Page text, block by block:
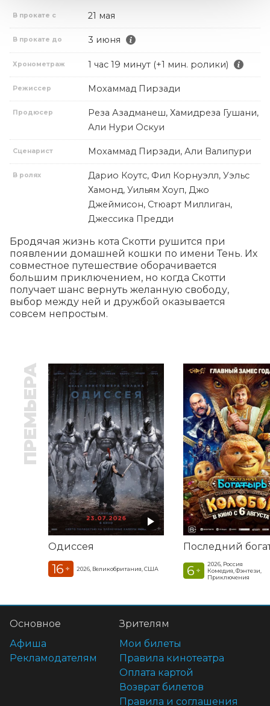
В прокате с 21 мая
В прокате до 3 июня
Хронометраж 1 час 19 минут (+1 мин. ролики)
Режиссер Мохаммад Пирзади
Продюсер
Реза Азадманеш, Хамидреза Гушани,
Али Нури Оскуи
Сценарист Мохаммад Пирзади, Али Валипури
В ролях
Дарио Коутс, Фил Корнуэлл, Уэльс
Хамонд, Уильям Хоуп, Джо
Джеймисон, Стюарт Миллиган,
Джессика Предди
Бродячая жизнь кота Скотти рушится при
появлении домашней кошки по имени Тень. Их
совместное путешествие оборачивается
большим приключением, но когда Скотти
получает шанс вернуть желанную свободу,
выбор между ней и дружбой оказывается
совсем непростым.
ПРЕМЬЕРА
Одиссея
16 + 2026, Великобритания, США 6 +
2026, Россия
Комедия, Фэнтези,
Приключения
Основное
Афиша
Рекламодателям
Зрителям
Мои билеты
Правила кинотеатра
Оплата картой
Возврат билетов
Правила и соглашения